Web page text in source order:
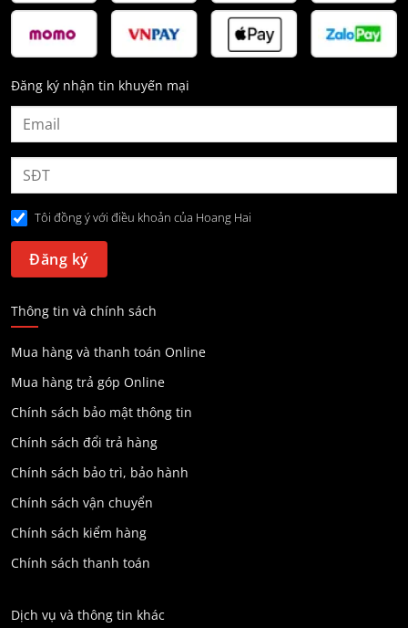
Đăng ký nhận tin khuyến mại
Tôi đồng ý với điều khoản của Hoang Hai
Thông tin và chính sách
Mua hàng và thanh toán Online
Mua hàng trả góp Online
Chính sách bảo mật thông tin
Chính sách đổi trả hàng
Chính sách bảo trì, bảo hành
Chính sách vận chuyển
Chính sách kiểm hàng
Chính sách thanh toán
Dịch vụ và thông tin khác